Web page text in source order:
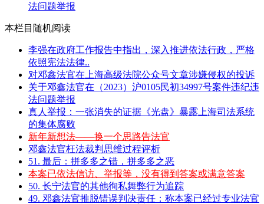
法问题举报
本栏目随机阅读
李强在政府工作报告中指出，深入推进依法行政，严格
依照宪法法律..
对邓鑫法官在上海高级法院公众号文章涉嫌侵权的投诉
关于邓鑫法官在（2023）沪0105民初34997号案件违纪违
法问题举报
真人举报：一张消失的证据《光盘》暴露上海司法系统
的集体腐败
新年新想法——换一个思路告法官
邓鑫法官枉法裁判思维过程评析
51. 最后：拼多多之错，拼多多之恶
本案已依法信访、举报等，没有得到答案或满意答案
50. 长宁法官的其他徇私舞弊行为追踪
49. 邓鑫法官推脱错误判决责任：称本案已经过专业法官